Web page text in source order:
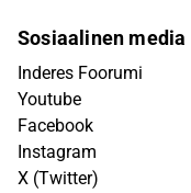
Sosiaalinen media
Inderes Foorumi
Youtube
Facebook
Instagram
X (Twitter)